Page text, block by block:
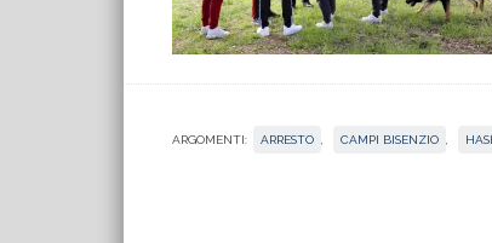
ARGOMENTI: ARRESTO CAMPI BISENZIO